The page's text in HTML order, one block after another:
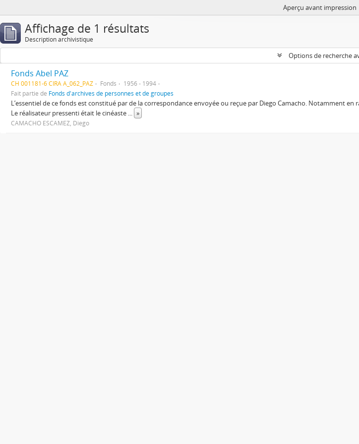
Aperçu avant impression
Affichage de 1 résultats
Description archivistique
Options de recherche
Fonds Abel PAZ
CH 001181-6 CIRA A_062_PAZ Fonds
1956 - 1994
Fait partie de Fonds d'archives de personnes et de groupes
L’essentiel de ce fonds est constitué par de la correspondance envoyée ou reçue par Diego Camacho. Notamment
Le réalisateur pressenti était le cinéaste ... »
CAMACHO ESCAMEZ, Diego